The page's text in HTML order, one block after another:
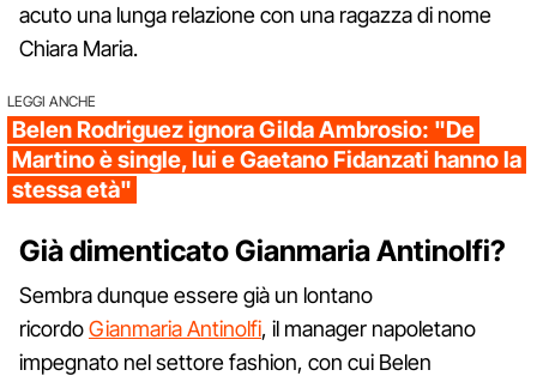
acuto una lunga relazione con una ragazza di nome
Chiara Maria.
LEGGI ANCHE
Belen Rodriguez ignora Gilda Ambrosio: "De
Martino è single, lui e Gaetano Fidanzati hanno la
stessa età"
Già dimenticato Gianmaria Antinolfi?
Sembra dunque essere già un lontano
ricordoGianmaria Antinolfi, il manager napoletano
impegnato nel settore fashion, con cui Belen